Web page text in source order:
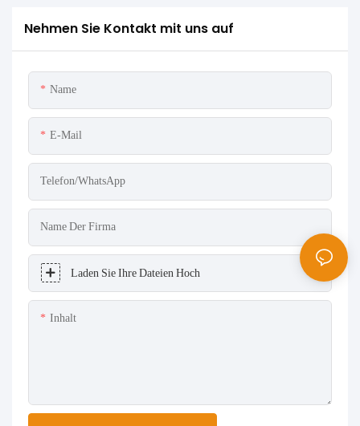
Nehmen Sie Kontakt mit uns auf
Name
E-Mail
Telefon/WhatsApp
Name Der Firma
Laden Sie Ihre Dateien Hoch
Inhalt